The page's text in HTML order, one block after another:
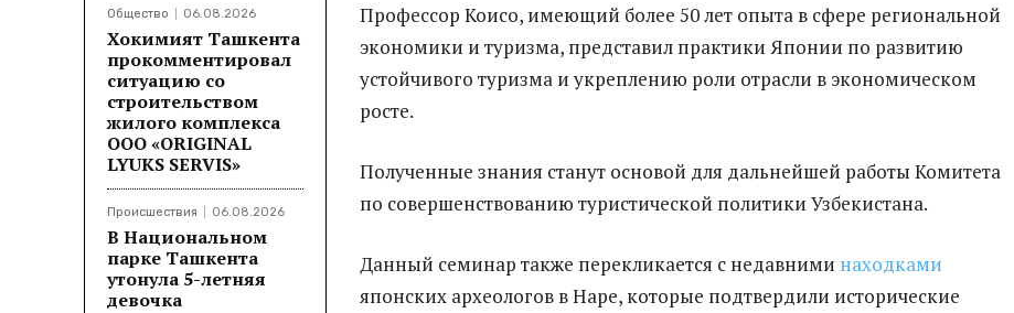
Общество 06.08.2026
Хокимият Ташкента
прокомментировал
ситуацию со
строительством
жилого комплекса
ООО «ORIGINAL
LYUKS SERVIS»
Происшествия 06.08.2026
В Национальном
парке Ташкента
утонула 5-летняя
девочка
Профессор Коисо, имеющий более 50 лет опыта в сфере региональной
экономики и туризма, представил практики Японии по развитию
устойчивого туризма и укреплению роли отрасли в экономическом
росте.
Полученные знания станут основой для дальнейшей работы Комитета
по совершенствованию туристической политики Узбекистана.
Данный семинар также перекликается с недавними находками
японских археологов в Наре, которые подтвердили исторические